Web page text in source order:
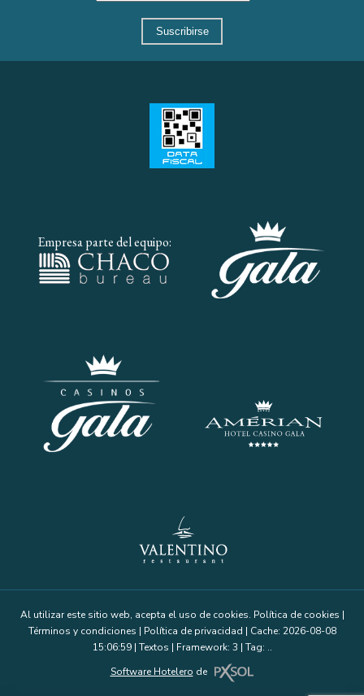
Suscribirse
Empresa parte del equipo:
Al utilizar este sitio web, acepta el uso de cookies. Política de cookies |
Términos y condiciones | Política de privacidad | Cache: 2026-08-08
15:06:59 | Textos | Framework: 3 | Tag: ..
Software Hotelero de